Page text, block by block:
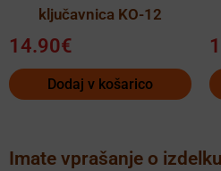
ključavnica KO-12
14.90€
Dodaj v košarico
Imate vprašanje o